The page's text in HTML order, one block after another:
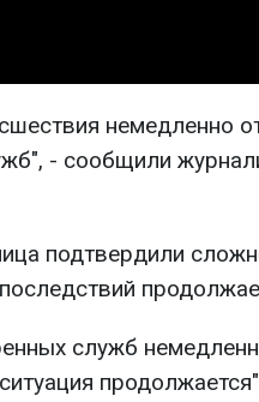
немедленно
- сообщили
подтвердили
служб